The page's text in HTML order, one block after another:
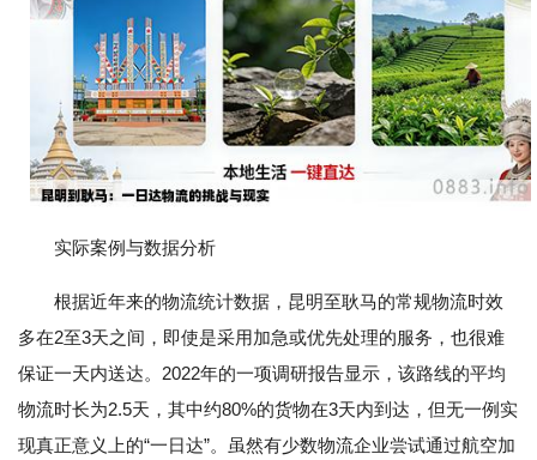
实际案例与数据分析
根据近年来的物流统计数据，昆明至耿马的常规物流时效
多在2至3天之间，即使是采用加急或优先处理的服务，也很难
保证一天内送达。2022年的一项调研报告显示，该路线的平均
物流时长为2.5天，其中约80%的货物在3天内到达，但无一例实
现真正意义上的“一日达”。虽然有少数物流企业尝试通过航空加